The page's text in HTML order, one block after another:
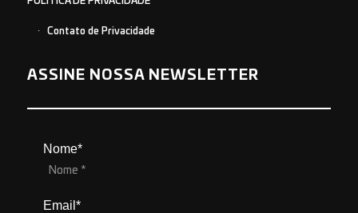
Contato de Privacidade
ASSINE NOSSA NEWSLETTER
Nome*
Email*